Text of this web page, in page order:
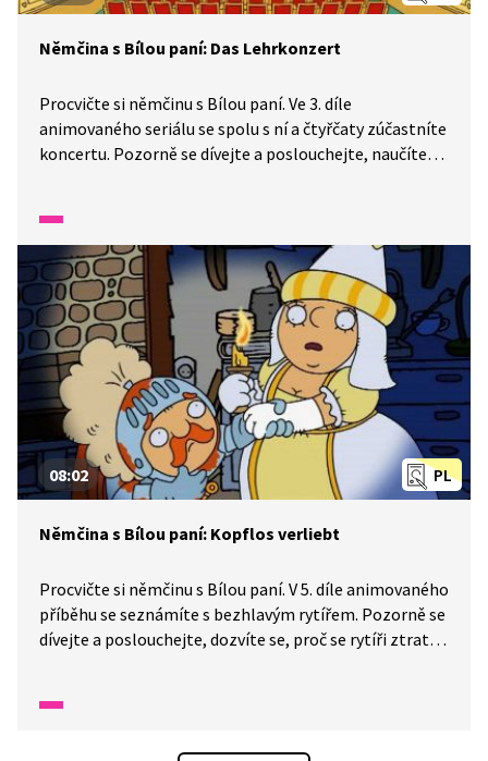
Němčina s Bílou paní: Das Lehrkonzert
Procvičte si němčinu s Bílou paní. Ve 3. díle
animovaného seriálu se spolu s ní a čtyřčaty zúčastníte
koncertu. Pozorně se dívejte a poslouchejte, naučíte
PL
08:02
Němčina s Bílou paní: Kopflos verliebt
Procvičte si němčinu s Bílou paní. V 5. díle animovaného
příběhu se seznámíte s bezhlavým rytířem. Pozorně se
dívejte a poslouchejte, dozvíte se, proč se rytíři ztratila